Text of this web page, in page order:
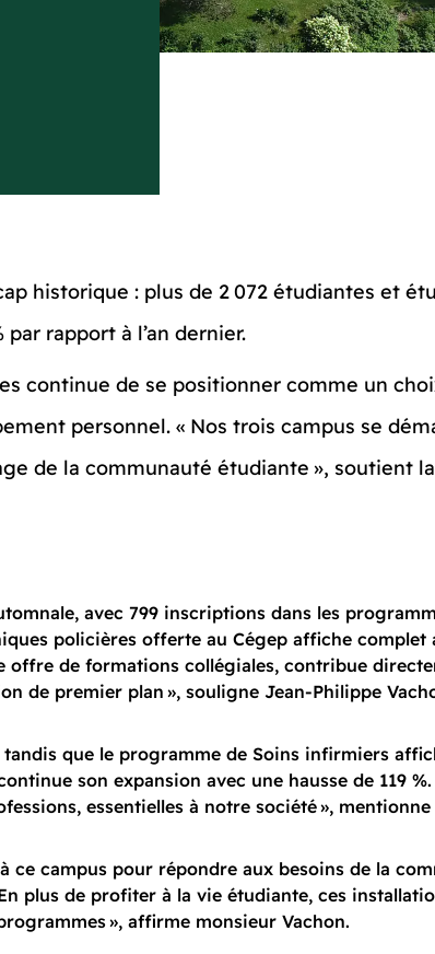
historique : plus de 2 072 étudiantes et
rapport à l’an dernier.
continue de se positionner comme un
personnel. « Nos trois campus se
de la communauté étudiante », soutient la
avec 799 inscriptions dans les
policières offerte au Cégep affiche complet
offre de formations collégiales, contribue
de premier plan », souligne Jean-Philippe
que le programme de Soins infirmiers
son expansion avec une hausse de 119 %.
essentielles à notre société », mentionne
ce campus pour répondre aux besoins de la
plus de profiter à la vie étudiante, ces
», affirme monsieur Vachon.